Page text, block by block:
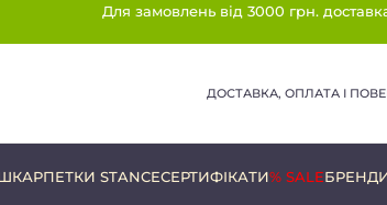
Для замовлень від 3000 грн.
ДОСТАВКА, ОПЛАТА І
STANCEСЕРТИФІКАТИ% SALE